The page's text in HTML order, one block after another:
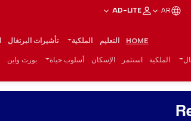
AR
AD-LITE
HOME التعليم الملكية تأشيرات البرتغال
الملكية استثمر الإسكان أسلوب حياة بورت واين